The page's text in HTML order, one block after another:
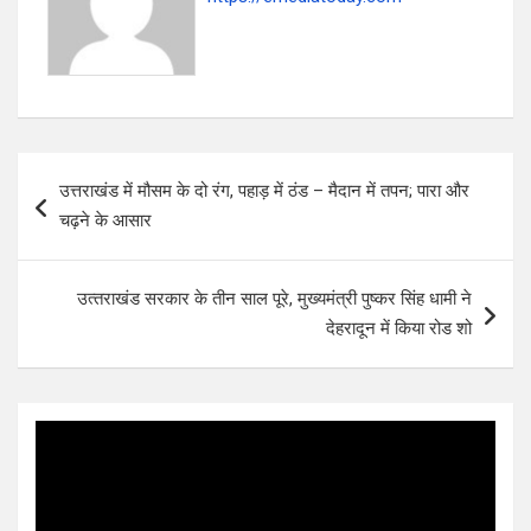
k
p
navigation
उत्तराखंड में मौसम के दो रंग, पहाड़ में ठंड – मैदान में तपन; पारा और
चढ़ने के आसार
उत्‍तराखंड सरकार के तीन साल पूरे, मुख्यमंत्री पुष्कर सिंह धामी ने
देहरादून में किया रोड शो